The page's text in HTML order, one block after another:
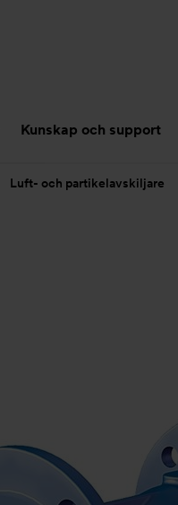
Kunskap och support
Luft- och partikelavskiljare